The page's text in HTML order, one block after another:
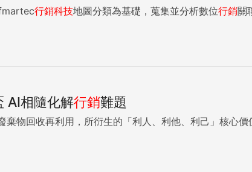
行銷科技地圖分類為基礎，蒐集並分析數位行銷關
AI相隨化解行銷難題
棄物回收再利用，所衍生的「利人、利他、利己」核心